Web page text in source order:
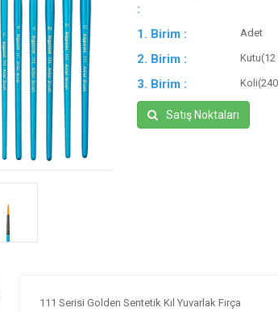
:
1. Birim : Adet
2. Birim :
3. Birim :
Satış Noktaları
111 Serisi Golden Sentetik Kıl Yuvarlak Fırça